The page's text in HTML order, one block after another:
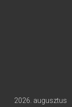
2026. augusztus